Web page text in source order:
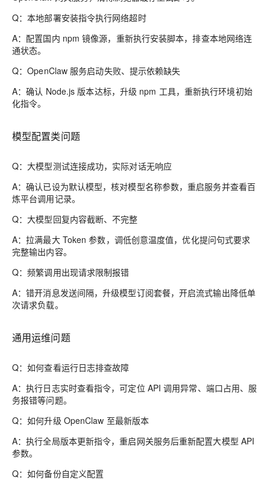
Q：本地部署安装指令执行网络超时
A：配置国内 npm 镜像源，重新执行安装脚本，排查本地网络连
通状态。
Q：OpenClaw 服务启动失败、提示依赖缺失
A：确认 Node.js 版本达标，升级 npm 工具，重新执行环境初始
化指令。
模型配置类问题
Q：大模型测试连接成功，实际对话无响应
A：确认已设为默认模型，核对模型名称参数，重启服务并查看百
炼平台调用记录。
Q：大模型回复内容截断、不完整
A：拉满最大 Token 参数，调低创意温度值，优化提问句式要求
完整输出内容。
Q：频繁调用出现请求限制报错
A：错开消息发送间隔，升级模型订阅套餐，开启流式输出降低单
次请求负载。
通用运维问题
Q：如何查看运行日志排查故障
A：执行日志实时查看指令，可定位 API 调用异常、端口占用、服
务报错等问题。
Q：如何升级 OpenClaw 至最新版本
A：执行全局版本更新指令，重启网关服务后重新配置大模型 API
参数。
Q：如何备份自定义配置